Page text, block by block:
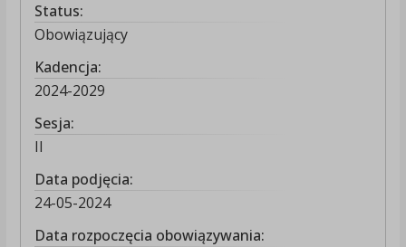
Status:
Obowiązujący
Kadencja:
2024-2029
Sesja:
II
Data podjęcia:
24-05-2024
Data rozpoczęcia obowiązywania: